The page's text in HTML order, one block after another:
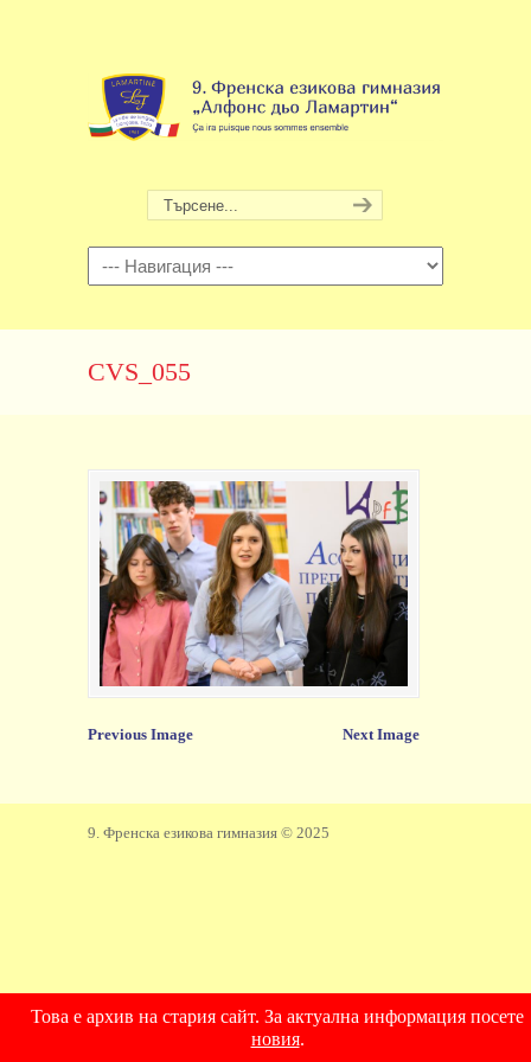
Навигация
CVS_055
Previous Image Next Image
9. Френска езикова гимназия © 2025
Това е архив на стария сайт. За актуална информация посете
новия.